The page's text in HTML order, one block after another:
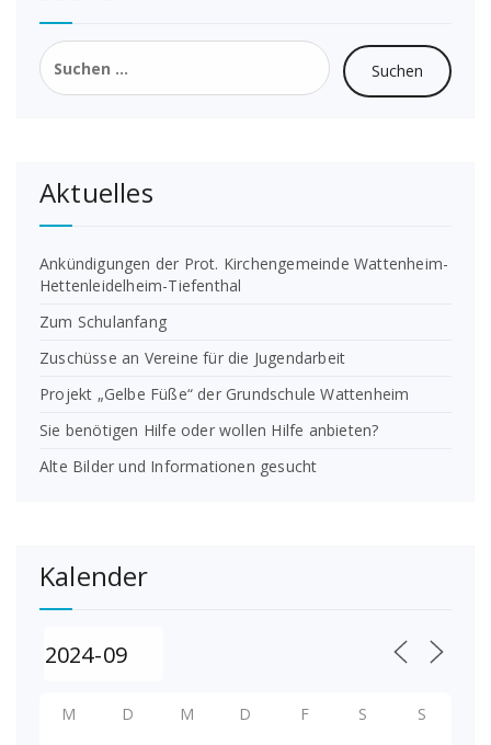
Suchen
nach:
Aktuelles
Ankündigungen der Prot. Kirchengemeinde Wattenheim-
Hettenleidelheim-Tiefenthal
Zum Schulanfang
Zuschüsse an Vereine für die Jugendarbeit
Projekt „Gelbe Füße“ der Grundschule Wattenheim
Sie benötigen Hilfe oder wollen Hilfe anbieten?
Alte Bilder und Informationen gesucht
Kalender
M D M D F S S